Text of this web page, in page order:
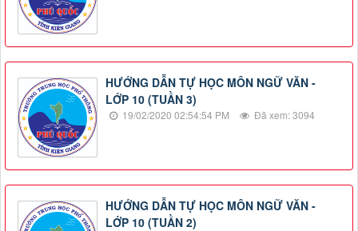
HƯỚNG DẪN TỰ HỌC MÔN NGỮ VĂN -
LỚP 10 (TUẦN 3)
19/02/2020 02:54:54 PM Đã xem: 3094
HƯỚNG DẪN TỰ HỌC MÔN NGỮ VĂN -
LỚP 10 (TUẦN 2)